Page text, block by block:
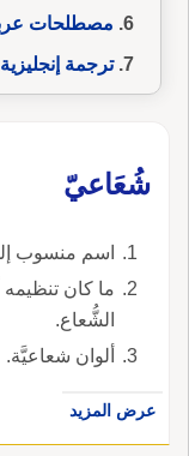
مصطلحات
ترجمة إنجليزية
شُعَاعيّ
اسم منسوب
ما كان تنظيمه
الشُّعاع.
ألوان شعاعيَّة.
عرض المزيد